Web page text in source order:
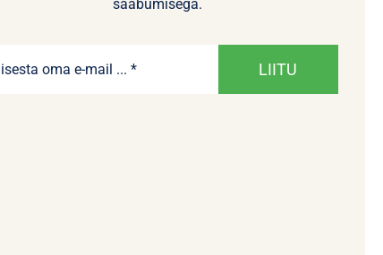
saabumisega.
LIITU